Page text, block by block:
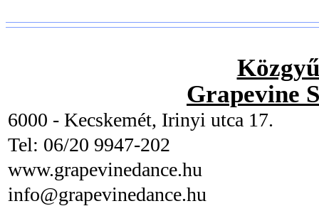
Grapevine
6000 - Kecskemét, Irinyi utca 17.
Tel: 06/20 9947-202
www.grapevinedance.hu
info@grapevinedance.hu